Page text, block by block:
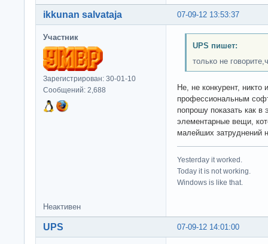
07-09-12 13:53:37
ikkunan salvataja
Участник
Зарегистрирован: 30-01-10
Сообщений: 2,688
UPS пишет:
только не
Не, не конкурент, никто
профессиональным
попрошу показать как
элементарные вещи,
малейших затруднений
Yesterday it worked.
Today it is not working.
Windows is like that.
Неактивен
07-09-12 14:01:00
UPS